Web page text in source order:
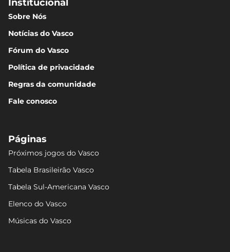
Institucional
Sobre Nós
Notícias do Vasco
Fórum do Vasco
Política de privacidade
Regras da comunidade
Fale conosco
Páginas
Próximos jogos do Vasco
Tabela Brasileirão Vasco
Tabela Sul-Americana Vasco
Elenco do Vasco
Músicas do Vasco